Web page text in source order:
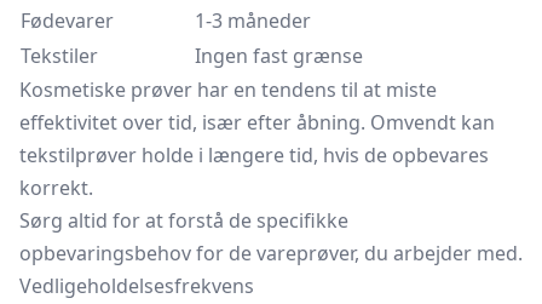
Fødevarer
1-3 måneder
Tekstiler
Ingen fast grænse
Kosmetiske prøver har en tendens til at miste
effektivitet over tid, især efter åbning. Omvendt kan
tekstilprøver holde i længere tid, hvis de opbevares
korrekt.
Sørg altid for at forstå de specifikke
opbevaringsbehov for de vareprøver, du arbejder med.
Vedligeholdelsesfrekvens